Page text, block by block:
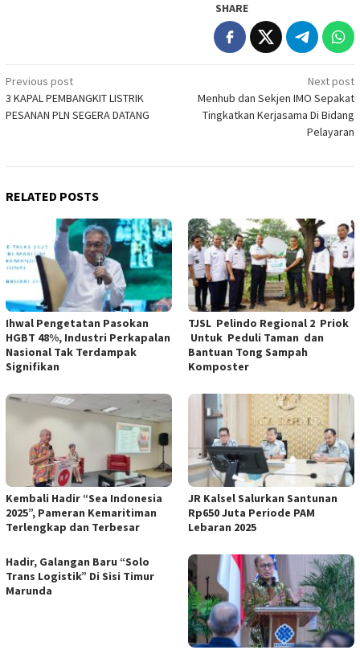
SHARE
Post
navigation
Previous post
3 KAPAL PEMBANGKIT LISTRIK
PESANAN PLN SEGERA DATANG
Next post
Menhub dan Sekjen IMO Sepakat
Tingkatkan Kerjasama Di Bidang
Pelayaran
RELATED POSTS
Ihwal Pengetatan Pasokan
HGBT 48%, Industri Perkapalan
Nasional Tak Terdampak
Signifikan
TJSL Pelindo Regional 2 Priok
Untuk Peduli Taman dan
Bantuan Tong Sampah
Komposter
Kembali Hadir “Sea Indonesia
2025”, Pameran Kemaritiman
Terlengkap dan Terbesar
JR Kalsel Salurkan Santunan
Rp650 Juta Periode PAM
Lebaran 2025
Hadir, Galangan Baru “Solo
Trans Logistik” Di Sisi Timur
Marunda